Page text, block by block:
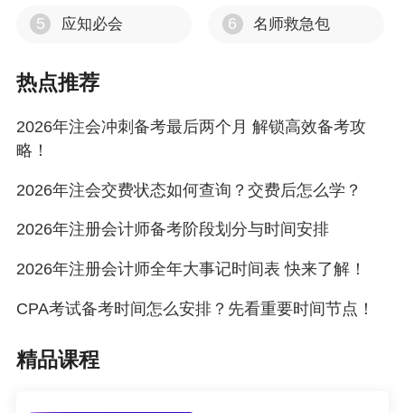
2026年注会考试交费进行中 交费期间如何调整报考科目？
5 应知必会 6 名师救急包
热点推荐
2026年注会冲刺备考最后两个月 解锁高效备考攻
略！
2026年注会交费状态如何查询？交费后怎么学？
2026年注册会计师备考阶段划分与时间安排
2026年注册会计师全年大事记时间表 快来了解！
CPA考试备考时间怎么安排？先看重要时间节点！
精品课程